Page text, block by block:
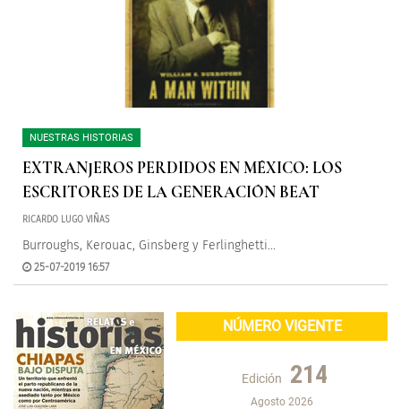
NUESTRAS HISTORIAS
EXTRANJEROS PERDIDOS EN MÉXICO: LOS
ESCRITORES DE LA GENERACIÓN BEAT
RICARDO LUGO VIÑAS
Burroughs, Kerouac, Ginsberg y Ferlinghetti...
25-07-2019 16:57
NÚMERO VIGENTE
Edición 214
Agosto 2026